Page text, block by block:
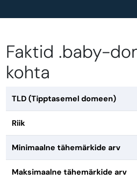
Faktid .baby-
kohta
TLD (Tipptasemel domeen)
Riik
Minimaalne tähemärkide arv
Maksimaalne tähemärkide arv